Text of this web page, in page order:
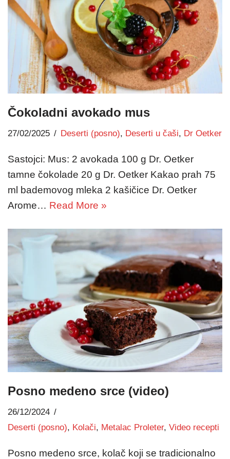
Čokoladni avokado mus
27/02/2025 Deserti (posno), Deserti u čaši, Dr Oetker
Sastojci: Mus: 2 avokada 100 g Dr. Oetker
tamne čokolade 20 g Dr. Oetker Kakao prah 75
ml bademovog mleka 2 kašičice Dr. Oetker
Arome… Read More »
Posno medeno srce (video)
26/12/2024
Deserti (posno), Kolači, Metalac Proleter, Video recepti
Posno medeno srce, kolač koji se tradicionalno